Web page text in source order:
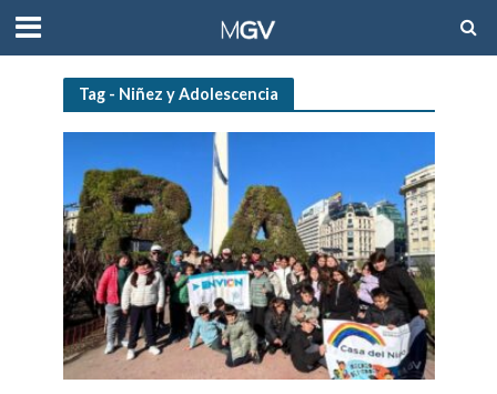
Tag - Niñez y Adolescencia